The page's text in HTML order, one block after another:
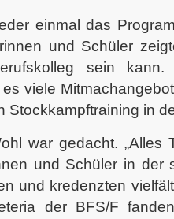
einmal das
und Schüler
sein kann.
viele
Stockkampftraining in
war gedacht. „Alles
und Schüler in der
und kredenzten
der BFS/F